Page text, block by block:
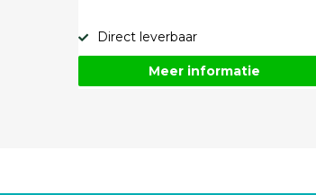
Direct leverbaar
Meer informatie